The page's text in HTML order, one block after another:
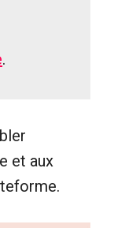
.
et aux